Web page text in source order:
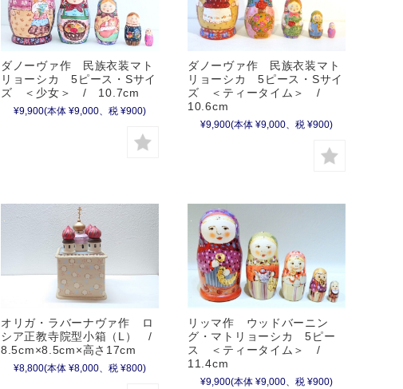
ダノーヴァ作 民族衣装マト
リョーシカ 5ピース・Sサイ
ズ ＜少女＞ / 10.7cm
¥9,900(本体 ¥9,000、税 ¥900)
ダノーヴァ作 民族衣装マト
リョーシカ 5ピース・Sサイ
ズ ＜ティータイム＞ /
10.6cm
¥9,900(本体 ¥9,000、税 ¥900)
オリガ・ラバーナヴァ作 ロ
シア正教寺院型小箱（L） /
8.5cm×8.5cm×高さ17cm
¥8,800(本体 ¥8,000、税 ¥800)
リッマ作 ウッドバーニン
グ・マトリョーシカ 5ピー
ス ＜ティータイム＞ /
11.4cm
¥9,900(本体 ¥9,000、税 ¥900)